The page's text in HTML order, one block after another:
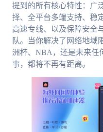
提到的所有核心特性：广
择、全平台多端支持、稳
高速专线、以及保障安全
队。当你解决了网络地域
洲杯、NBA，还是未来任
事，都将不再有距离。